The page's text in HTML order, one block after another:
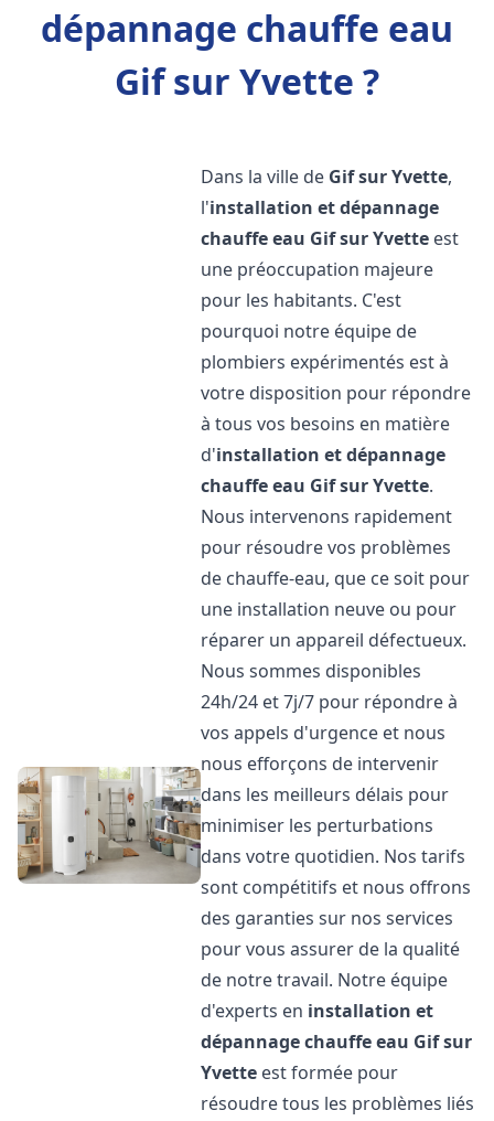
dépannage chauffe eau
Gif sur Yvette ?
Dans la ville de Gif sur Yvette,
l'installation et dépannage
chauffe eau Gif sur Yvette est
une préoccupation majeure
pour les habitants. C'est
pourquoi notre équipe de
plombiers expérimentés est à
votre disposition pour répondre
à tous vos besoins en matière
d'installation et dépannage
chauffe eau Gif sur Yvette.
Nous intervenons rapidement
pour résoudre vos problèmes
de chauffe-eau, que ce soit pour
une installation neuve ou pour
réparer un appareil défectueux.
Nous sommes disponibles
24h/24 et 7j/7 pour répondre à
vos appels d'urgence et nous
nous efforçons de intervenir
dans les meilleurs délais pour
minimiser les perturbations
dans votre quotidien. Nos tarifs
sont compétitifs et nous offrons
des garanties sur nos services
pour vous assurer de la qualité
de notre travail. Notre équipe
d'experts en installation et
dépannage chauffe eau Gif sur
Yvette est formée pour
résoudre tous les problèmes liés